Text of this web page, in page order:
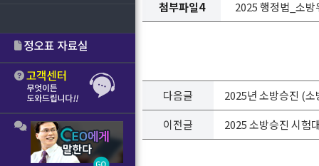
첨부파일4
2025 행정법_소
다음글
2025년 소방승진 (
이전글
2025 소방승진 시험